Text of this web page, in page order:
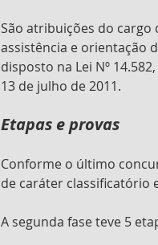
São atribuições do cargo
assistência e orientação
disposto na Lei Nº
13 de julho de 2011.
Etapas e provas
Conforme o último
de caráter classificatório
A segunda fase teve 5